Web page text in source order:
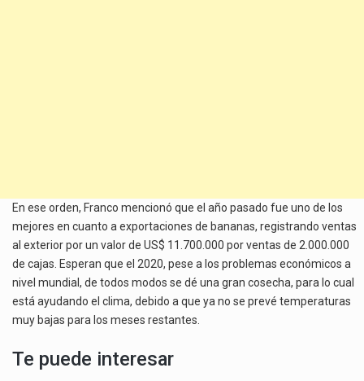
En ese orden, Franco mencionó que el año pasado fue uno de los
mejores en cuanto a exportaciones de bananas, registrando ventas
al exterior por un valor de US$ 11.700.000 por ventas de 2.000.000
de cajas. Esperan que el 2020, pese a los problemas económicos a
nivel mundial, de todos modos se dé una gran cosecha, para lo cual
está ayudando el clima, debido a que ya no se prevé temperaturas
muy bajas para los meses restantes.
Te puede interesar